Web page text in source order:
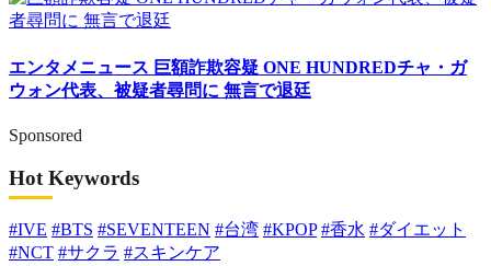
エンタメニュース 巨額詐欺容疑 ONE HUNDREDチャ・ガ
ウォン代表、被疑者尋問に 無言で退廷
Sponsored
Hot Keywords
#IVE #BTS #SEVENTEEN #台湾 #KPOP #香水 #ダイエット
#NCT #サクラ #スキンケア